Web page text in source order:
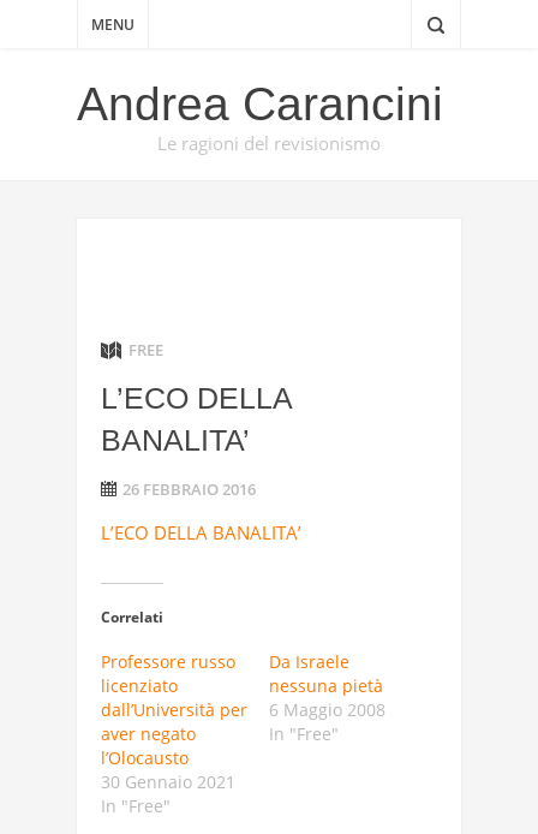
MENU
Andrea Carancini
Le ragioni del revisionismo
FREE
L’ECO DELLA
BANALITA’
26 FEBBRAIO 2016
L’ECO DELLA BANALITA’
Correlati
Professore russo
licenziato
dall’Università per
aver negato
l’Olocausto
30 Gennaio 2021
In "Free"
Da Israele
nessuna pietà
6 Maggio 2008
In "Free"